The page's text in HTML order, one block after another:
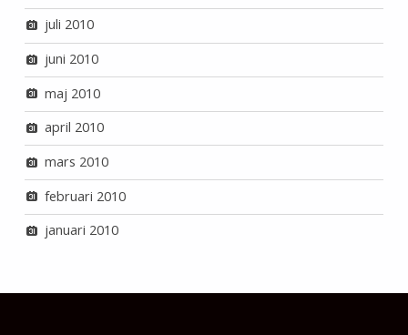
juli 2010
juni 2010
maj 2010
april 2010
mars 2010
februari 2010
januari 2010